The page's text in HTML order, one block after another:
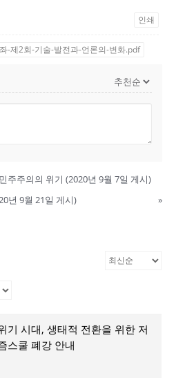
인쇄
-제2회-기술-발전과-언론의-변화.pdf
주주의의 위기 (2020년 9월 7일 게시)
년 9월 21일 게시)
»
기 시대, 생태적 전환을 위한 저
스쿨 폐강 안내